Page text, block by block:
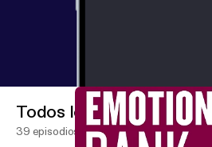
Todos los episodios
39 episodios